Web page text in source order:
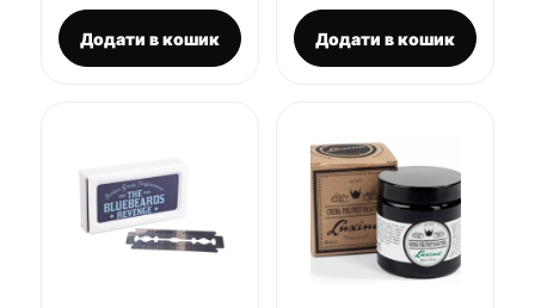
Додати в кошик Додати в кошик